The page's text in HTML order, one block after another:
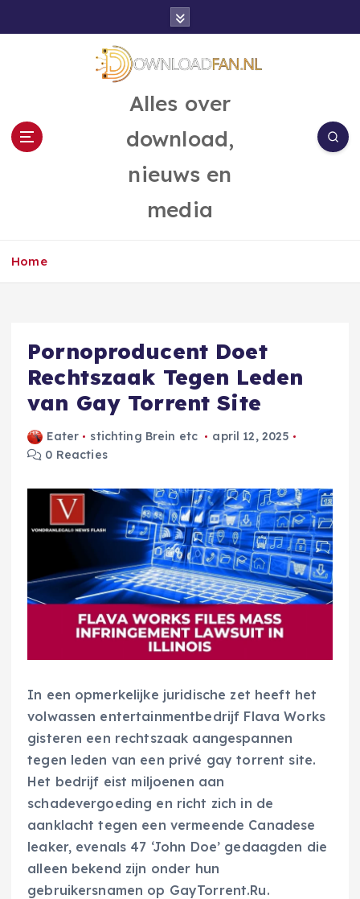
Alles over
download,
nieuws en
media
Home
Pornoproducent Doet
Rechtszaak Tegen Leden
van Gay Torrent Site
Eater stichting Brein etc
april 12, 2025
0 Reacties
In een opmerkelijke juridische zet heeft het
volwassen entertainmentbedrijf Flava Works
gisteren een rechtszaak aangespannen
tegen leden van een privé gay torrent site.
Het bedrijf eist miljoenen aan
schadevergoeding en richt zich in de
aanklacht tegen een vermeende Canadese
leaker, evenals 47 ‘John Doe’ gedaagden die
alleen bekend zijn onder hun
gebruikersnamen op GayTorrent.Ru.